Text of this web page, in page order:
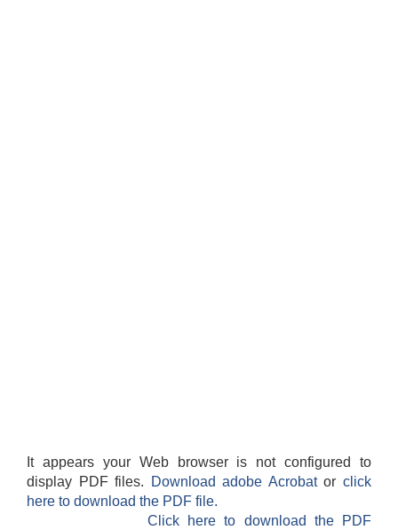
It appears your Web browser is not configured to
display PDF files.
Download adobe Acrobatorclick
here to download the PDF file.
Click here to download the PDF